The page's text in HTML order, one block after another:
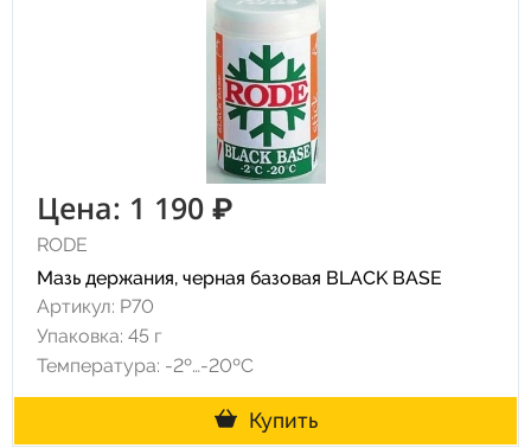
Цена: 1 190 ₽
RODE
Мазь держания, черная базовая BLACK BASE
Артикул: P70
Упаковка: 45 г
Температура: -2º…-20ºC
Купить